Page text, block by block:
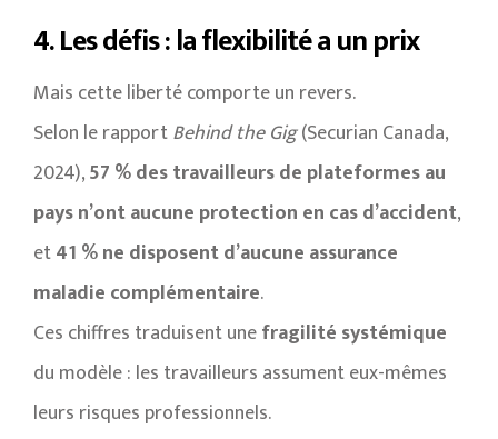
4. Les défis : la flexibilité a un prix
Mais cette liberté comporte un revers.
Selon le rapportBehind the Gig(Securian Canada,
2024),57 % des travailleurs de plateformes au
pays n’ont aucune protection en cas d’accident,
et41 % ne disposent d’aucune assurance
maladie complémentaire.
Ces chiffres traduisent unefragilité systémique
du modèle : les travailleurs assument eux-mêmes
leurs risques professionnels.